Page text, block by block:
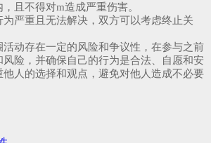
且不得对m造成严重伤害。
严重且无法解决，双方可以考虑终止关
动存在一定的风险和争议性，在参与之前
险，并确保自己的行为是合法、自愿和安
人的选择和观点，避免对他人造成不必要